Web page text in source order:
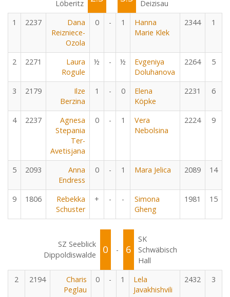
Löberitz
Deizisau
1
2237
Dana
Reizniece-
Ozola
0 - 1
Hanna
Marie Klek
2344 1
2 2271
Laura
Rogule
½ - ½
Evgeniya
Doluhanova
2264 5
3 2179
Ilze
Berzina
1 - 0
Elena
Köpke
2231 6
4 2237
Agnesa
Stepania
Ter-
Avetisjana
0 - 1
Vera
Nebolsina
2224 9
5 2093
Anna
Endress
0 - 1 Mara Jelica 2089 14
9 1806
Rebekka
Schuster
+ - -
Simona
Gheng
1981 15
SZ Seeblick
Dippoldiswalde
0 - 6
SK
Schwäbisch
Hall
2
2194
Charis
Peglau
0 - 1
Lela
Javakhishvili
2432 3